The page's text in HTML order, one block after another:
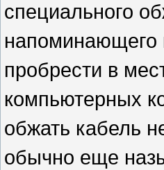
специального
напоминающего
пробрести в
компьютерных
обжать кабель
обычно еще